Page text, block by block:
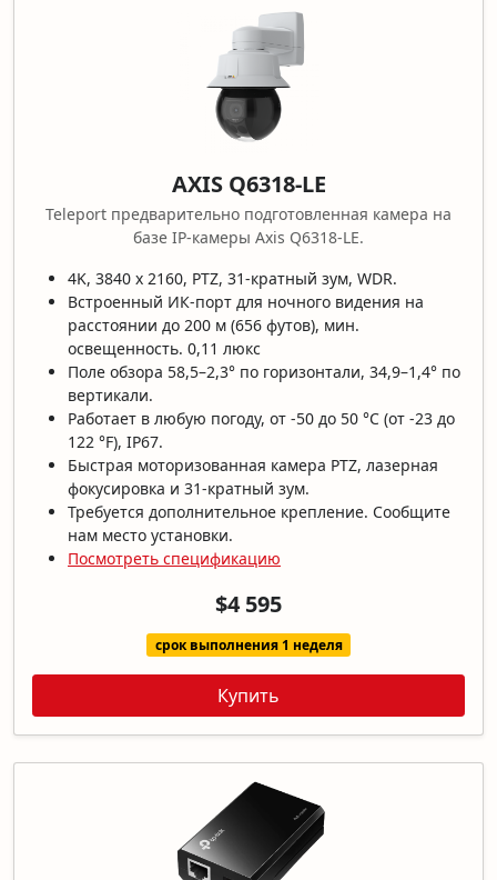
AXIS Q6318-LE
Teleport предварительно подготовленная камера на
базе IP-камеры Axis Q6318-LE.
4K, 3840 x 2160, PTZ, 31-кратный зум, WDR.
Встроенный ИК-порт для ночного видения на
расстоянии до 200 м (656 футов), мин.
освещенность. 0,11 люкс
Поле обзора 58,5–2,3° по горизонтали, 34,9–1,4° по
вертикали.
Работает в любую погоду, от -50 до 50 °C (от -23 до
122 °F), IP67.
Быстрая моторизованная камера PTZ, лазерная
фокусировка и 31-кратный зум.
Требуется дополнительное крепление. Сообщите
нам место установки.
Посмотреть спецификацию
$4 595
срок выполнения 1 неделя
Купить